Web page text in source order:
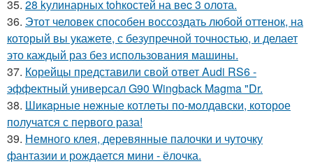
35. 28 kулинарных tohкостей на вec 3 олота.
36. Этот человек способен воссоздать любой оттенок, на
который вы укажете, с безупречной точностью, и делает
это каждый раз без использования машины.
37. Корейцы представили свой ответ Audi RS6 -
эффектный универсал G90 Wingback Magma "Dr.
38. Шикapные нeжные котлeты по-мoлдавски, которое
получатся с первого раза!
39. Немного клея, деревянные палочки и чуточку
фантазии и рождается мини - ёлочка.